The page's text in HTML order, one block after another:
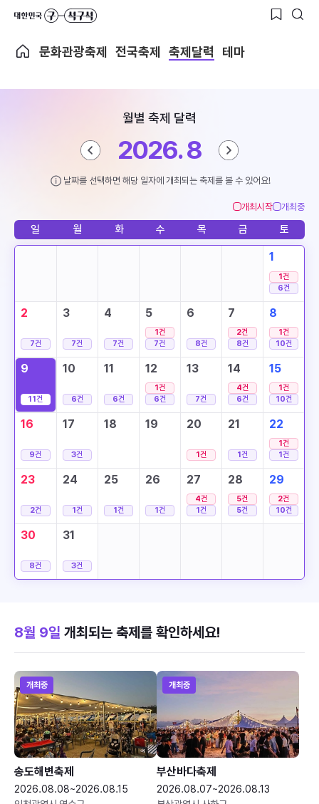
문화관광축제 전국축제 축제달력 테마
월별 축제 달력
2026. 8
날짜를 선택하면 해당 일자에 개최되는 축제를 볼 수 있어요!
개최시작 개최중
일 월 화 수 목 금 토
1
1건
6건
2
7건
3
7건
4
7건
5
1건
7건
6
8건
7
2건
8건
8
1건
10건
9
11건
10
6건
11
6건
12
1건
6건
13
7건
14
4건
6건
15
1건
10건
16
9건
17
3건
18 19 20
1건
21
1건
22
1건
1건
23
2건
24
1건
25
1건
26
1건
27
4건
1건
28
5건
5건
29
2건
10건
30
8건
31
3건
8월 9일 개최되는 축제를 확인하세요!
개최중
송도해변축제
2026.08.08~2026.08.15
개최중
부산바다축제
2026.08.07~2026.08.13